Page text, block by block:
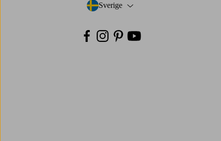
Sverige
- Välj land